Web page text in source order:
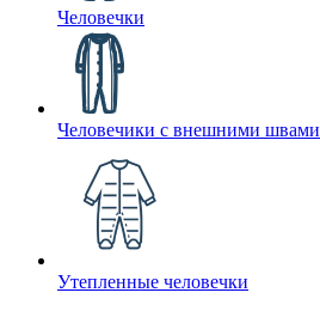
Человечки
Человечики с внешними швами
Утепленные человечки